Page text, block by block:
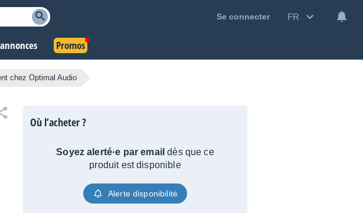
Se connecter FR
Promos
chez Optimal Audio
Où l’acheter ?
Soyez alerté·e par email dès que ce
produit est disponible
Alerte disponibilité